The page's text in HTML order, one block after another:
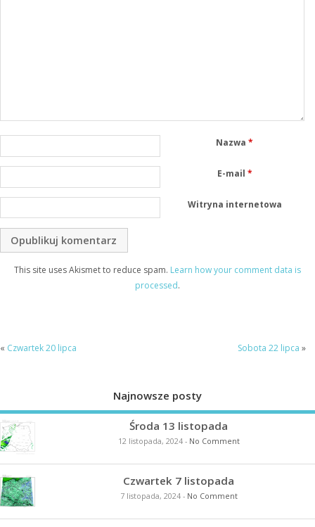
Nazwa*
E-mail *
Witryna internetowa
This site uses Akismet to reduce spam. Learn how your comment data is
processed.
« Czwartek 20 lipca Sobota 22 lipca »
Najnowsze posty
Środa 13 listopada
12 listopada, 2024- No Comment
Czwartek 7 listopada
7 listopada, 2024- No Comment